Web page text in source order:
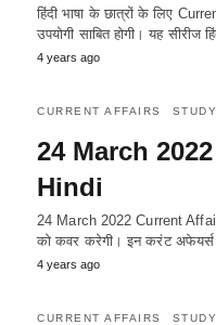
हिंदी भाषा के छात्रों के लिए
उपयोगी साबित होगी। यह सीरीज
4 years ago
CURRENT AFFAIRS
24 March
Hindi
24 March 2022 Current
को कवर करेगी। इन करंट
4 years ago
CURRENT AFFAIRS